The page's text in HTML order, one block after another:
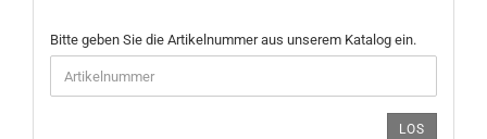
BITTE
GEBEN
SIE
DIE
Bitte geben Sie die Artikelnummer aus unserem Katalog ein.
LOS